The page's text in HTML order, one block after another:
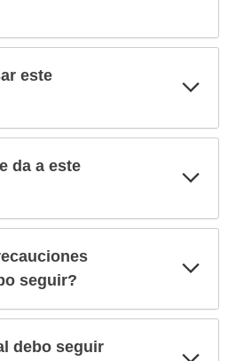
este
da a este
seguir?
debo seguir